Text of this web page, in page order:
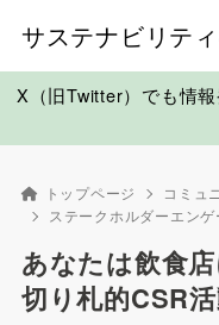
サステナビリテ
X（旧Twitter）でも情
トップページ
コミュ
ステークホルダーエンゲ
あなたは飲食
切り札的CSR活